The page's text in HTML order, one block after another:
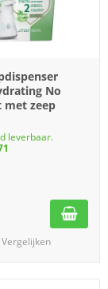
No
met zeep
leverbaar.
Vergelijken